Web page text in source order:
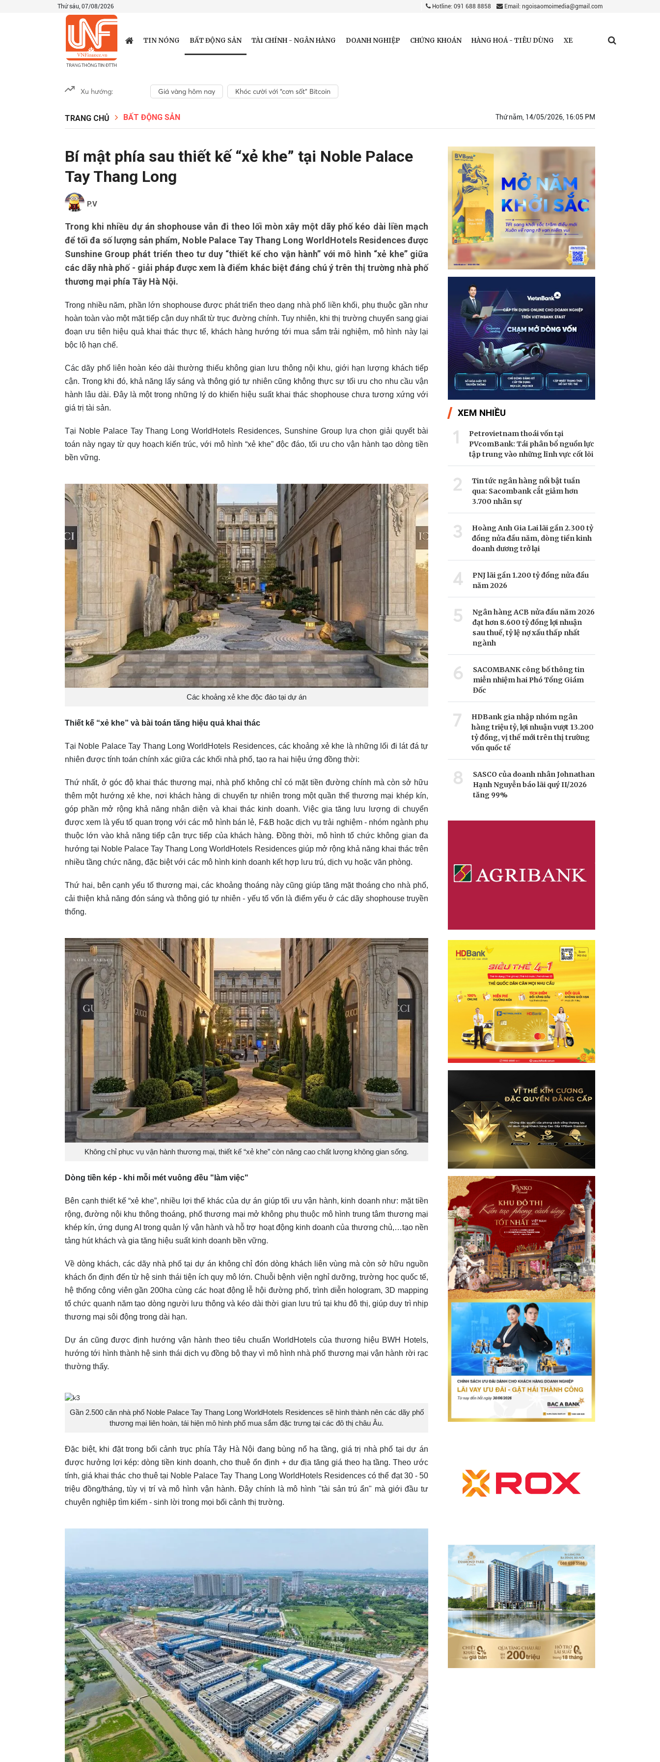
Thứ sáu, 07/08/2026 Hotline: 091 688 8858 Email: ngoisaomoimedia@gmail.com
TIN NÓNG BẤT ĐỘNG SẢN TÀI CHÍNH - NGÂN HÀNG DOANH NGHIỆP CHỨNG KHOÁN HÀNG HOÁ - TIÊU DÙNG XE
Xu hướng: Giá vàng hôm nay Khóc cười với “cơn sốt” Bitcoin
TRANG CHỦ BẤT ĐỘNG SẢN Thứ năm, 14/05/2026, 16:05 PM
Bí mật phía sau thiết kế “xẻ khe” tại Noble Palace
Tay Thang Long
P.V
Trong khi nhiều dự án shophouse vẫn đi theo lối mòn xây một dãy phố kéo dài liền mạch
để tối đa số lượng sản phẩm, Noble Palace Tay Thang Long WorldHotels Residences được
Sunshine Group phát triển theo tư duy “thiết kế cho vận hành” với mô hình “xẻ khe” giữa
các dãy nhà phố - giải pháp được xem là điểm khác biệt đáng chú ý trên thị trường nhà phố
thương mại phía Tây Hà Nội.
Trong nhiều năm, phần lớn shophouse được phát triển theo dạng nhà phố liền khối, phụ thuộc gần như
hoàn toàn vào một mặt tiếp cận duy nhất từ trục đường chính. Tuy nhiên, khi thị trường chuyển sang giai
đoạn ưu tiên hiệu quả khai thác thực tế, khách hàng hướng tới mua sắm trải nghiệm, mô hình này lại
bộc lộ hạn chế.
Các dãy phố liên hoàn kéo dài thường thiếu không gian lưu thông nội khu, giới hạn lượng khách tiếp
cận. Trong khi đó, khả năng lấy sáng và thông gió tự nhiên cũng không thực sự tối ưu cho nhu cầu vận
hành lâu dài. Đây là một trong những lý do khiến hiệu suất khai thác shophouse chưa tương xứng với
giá trị tài sản.
Tại Noble Palace Tay Thang Long WorldHotels Residences, Sunshine Group lựa chọn giải quyết bài
toán này ngay từ quy hoạch kiến trúc, với mô hình “xẻ khe” độc đáo, tối ưu cho vận hành tạo dòng tiền
bền vững.
Các khoảng xẻ khe độc đáo tại dự án
Thiết kế “xẻ khe” và bài toán tăng hiệu quả khai thác
Tại Noble Palace Tay Thang Long WorldHotels Residences, các khoảng xẻ khe là những lối đi lát đá tự
nhiên được tính toán chính xác giữa các khối nhà phố, tạo ra hai hiệu ứng đồng thời:
Thứ nhất, ở góc độ khai thác thương mại, nhà phố không chỉ có mặt tiền đường chính mà còn sở hữu
thêm một hướng xẻ khe, nơi khách hàng di chuyển tự nhiên trong một quần thể thương mại khép kín,
góp phần mở rộng khả năng nhận diện và khai thác kinh doanh. Việc gia tăng lưu lượng di chuyển
được xem là yếu tố quan trọng với các mô hình bán lẻ, F&B hoặc dịch vụ trải nghiệm - nhóm ngành phụ
thuộc lớn vào khả năng tiếp cận trực tiếp của khách hàng. Đồng thời, mô hình tổ chức không gian đa
hướng tại Noble Palace Tay Thang Long WorldHotels Residences giúp mở rộng khả năng khai thác trên
nhiều tầng chức năng, đặc biệt với các mô hình kinh doanh kết hợp lưu trú, dịch vụ hoặc văn phòng.
Thứ hai, bên cạnh yếu tố thương mại, các khoảng thoáng này cũng giúp tăng mặt thoáng cho nhà phố,
cải thiện khả năng đón sáng và thông gió tự nhiên - yếu tố vốn là điểm yếu ở các dãy shophouse truyền
thống.
Không chỉ phục vụ vận hành thương mại, thiết kế “xẻ khe” còn nâng cao chất lượng không gian sống.
Dòng tiền kép - khi mỗi mét vuông đều "làm việc"
Bên cạnh thiết kế “xẻ khe”, nhiều lợi thế khác của dự án giúp tối ưu vận hành, kinh doanh như: mặt tiền
rộng, đường nội khu thông thoáng, phố thương mại mở không phụ thuộc mô hình trung tâm thương mại
khép kín, ứng dụng AI trong quản lý vận hành và hỗ trợ hoạt động kinh doanh của thương chủ,…tạo nền
tảng hút khách và gia tăng hiệu suất kinh doanh bền vững.
Về dòng khách, các dãy nhà phố tại dự án không chỉ đón dòng khách liên vùng mà còn sở hữu nguồn
khách ổn định đến từ hệ sinh thái tiện ích quy mô lớn. Chuỗi bệnh viện nghỉ dưỡng, trường học quốc tế,
hệ thống công viên gần 200ha cùng các hoạt động lễ hội đường phố, trình diễn hologram, 3D mapping
tổ chức quanh năm tạo dòng người lưu thông và kéo dài thời gian lưu trú tại khu đô thị, giúp duy trì nhịp
thương mại sôi động trong dài hạn.
Dự án cũng được định hướng vận hành theo tiêu chuẩn WorldHotels của thương hiệu BWH Hotels,
hướng tới hình thành hệ sinh thái dịch vụ đồng bộ thay vì mô hình nhà phố thương mại vận hành rời rạc
thường thấy.
Gần 2.500 căn nhà phố Noble Palace Tay Thang Long WorldHotels Residences sẽ hình thành nên các dãy phố
thương mại liên hoàn, tái hiện mô hình phố mua sắm đặc trưng tại các đô thị châu Âu.
Đặc biệt, khi đặt trong bối cảnh trục phía Tây Hà Nội đang bùng nổ hạ tầng, giá trị nhà phố tại dự án
được hưởng lợi kép: dòng tiền kinh doanh, cho thuê ổn định + dư địa tăng giá theo hạ tầng. Theo ước
tính, giá khai thác cho thuê tại Noble Palace Tay Thang Long WorldHotels Residences có thể đạt 30 - 50
triệu đồng/tháng, tùy vị trí và mô hình vận hành. Đây chính là mô hình "tài sản trú ẩn" mà giới đầu tư
chuyên nghiệp tìm kiếm - sinh lời trong mọi bối cảnh thị trường.
XEM NHIỀU
1
Petrovietnam thoái vốn tại
PVcomBank: Tái phân bổ nguồn lực
tập trung vào những lĩnh vực cốt lõi
2
Tin tức ngân hàng nổi bật tuần
qua: Sacombank cắt giảm hơn
3.700 nhân sự
3
Hoàng Anh Gia Lai lãi gần 2.300 tỷ
đồng nửa đầu năm, dòng tiền kinh
doanh dương trở lại
4
PNJ lãi gần 1.200 tỷ đồng nửa đầu
năm 2026
5
Ngân hàng ACB nửa đầu năm 2026
đạt hơn 8.600 tỷ đồng lợi nhuận
sau thuế, tỷ lệ nợ xấu thấp nhất
ngành
6
SACOMBANK công bố thông tin
miễn nhiệm hai Phó Tổng Giám
Đốc
7
HDBank gia nhập nhóm ngân
hàng triệu tỷ, lợi nhuận vượt 13.200
tỷ đồng, vị thế mới trên thị trường
vốn quốc tế
8
SASCO của doanh nhân Johnathan
Hạnh Nguyễn báo lãi quý II/2026
tăng 99%